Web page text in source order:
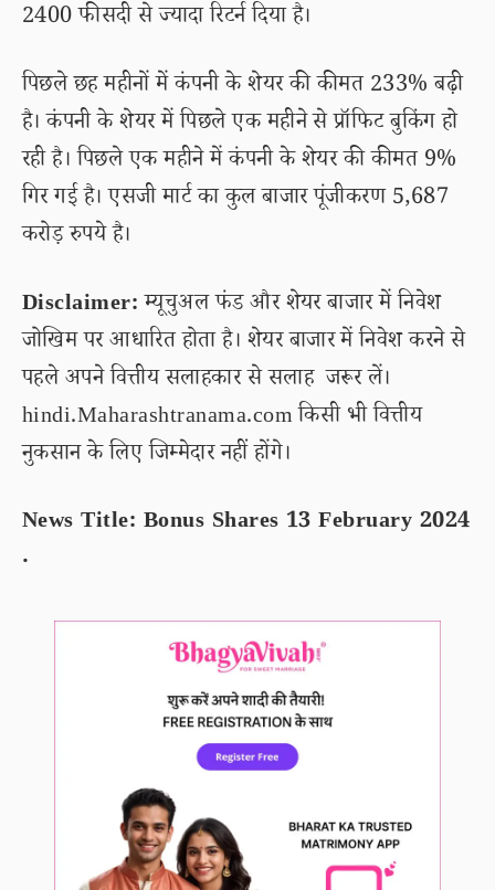
2400 फीसदी से ज्यादा रिटर्न दिया है।
पिछले छह महीनों में कंपनी के शेयर की कीमत 233% बढ़ी
है। कंपनी के शेयर में पिछले एक महीने से प्रॉफिट बुकिंग हो
रही है। पिछले एक महीने में कंपनी के शेयर की कीमत 9%
गिर गई है। एसजी मार्ट का कुल बाजार पूंजीकरण 5,687
करोड़ रुपये है।
Disclaimer:म्यूचुअल फंड और शेयर बाजार में निवेश
जोखिम पर आधारित होता है। शेयर बाजार में निवेश करने से
पहले अपने वित्तीय सलाहकार से सलाह जरूर लें।
hindi.Maharashtranama.com किसी भी वित्तीय
नुकसान के लिए जिम्मेदार नहीं होंगे।
News Title: Bonus Shares 13 February 2024
.